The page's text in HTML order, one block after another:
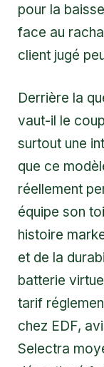
pour la
face au
client jugé
Derrière la
vaut-il le
surtout une
que ce
réellement
équipe son
histoire
et de la
batterie
tarif
chez EDF,
Selectra